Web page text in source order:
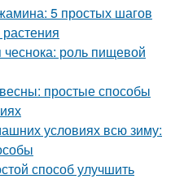
5 простых шагов
чеснока: роль пищевой
простые способы
условиях всю зиму:
способ улучшить